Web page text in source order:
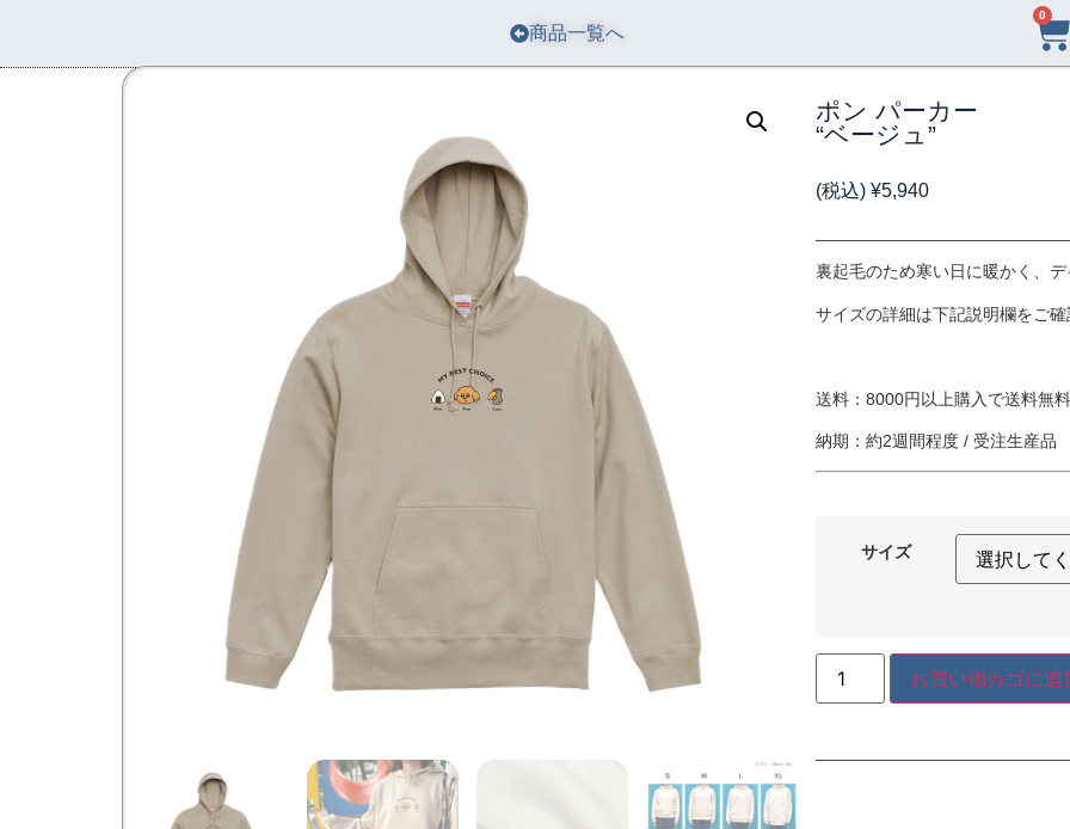
商品一覧へ
0
ポン パーカー
“ベージュ”
(税込)¥5,940
裏起毛のため寒い日に暖かく、
サイズの詳細は下記説明欄をご
送料：8000円以上購入で送料無
納期：約2週間程度 / 受注生産品
サイズ
お買い物カゴに追